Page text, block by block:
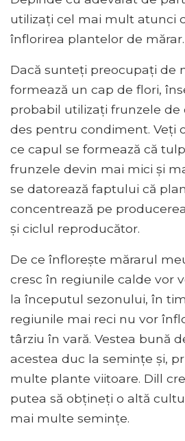
utilizați cel mai mult atunci
înflorirea plantelor de mărar.
Dacă sunteți preocupați de
formează un cap de flori,
probabil utilizați frunzele de
des pentru condiment. Veți
ce capul se formează că
frunzele devin mai mici și
se datorează faptului că
concentrează pe
și ciclul reproducător.
De ce înflorește mărarul
cresc în regiunile calde vor
la începutul sezonului, în
regiunile mai reci nu vor
târziu în vară. Vestea bună
acestea duc la semințe și,
multe plante viitoare. Dill
putea să obțineți o altă
mai multe semințe.